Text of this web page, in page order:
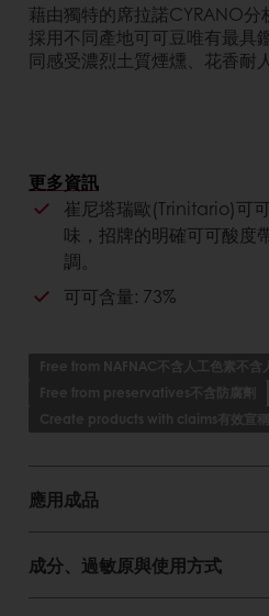
藉由獨特的席拉諾CYRANO分
採用不同產地可可豆唯有最具
同感受濃烈土質煙燻、花香
對店家的好處
獨特風味
純正比利時巧克力- 最專
有效監控發酵過程，得
克力。
對消費者的好處
優質的比利時純正巧克力
提供優質且獨特的成品風
有效改善農民生計，共造
更多資訊
崔尼塔瑞歐(Trinitario)可
味，招牌的明確可可酸度
調。
可可含量: 73%
Free from NAFNAC不含人工色素不含
Free from preservatives不含防腐劑
Create products with claims有效宣稱
應用成品
成分、過敏原與使用方式